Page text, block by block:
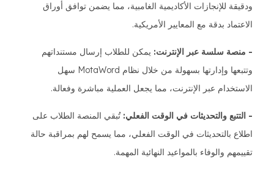
ودقيقة للإنجازات الأكاديمية الغامبية، مما يضمن توافق أوراق
الاعتماد بدقة مع المعايير الأمريكية.
- منصة سلسة عبر الإنترنت: يمكن للطلاب إرسال مستنداتهم
وتتبعها وإدارتها بسهولة من خلال نظام MotaWord سهل
الاستخدام عبر الإنترنت، مما يجعل العملية مباشرة وفعالة.
- التتبع والتحديثات في الوقت الفعلي: تُبقي المنصة الطلاب على
اطلاع بالتحديثات في الوقت الفعلي، مما يسمح لهم بمراقبة حالة
تقييمهم والوفاء بالمواعيد النهائية المهمة.